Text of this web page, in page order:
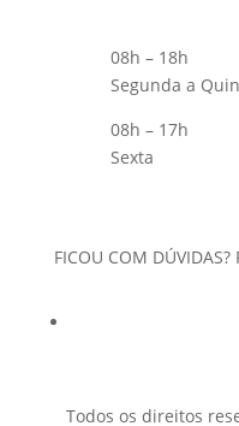
08h – 18h
Segunda a
08h – 17h
Sexta
FICOU COM DÚVIDAS?
Todos os direitos